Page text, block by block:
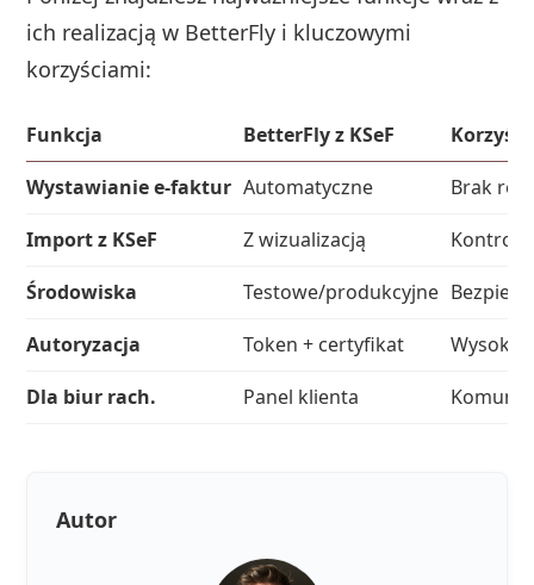
ich realizacją w BetterFly i kluczowymi
korzyściami:
Funkcja BetterFly z KSeF
Korzyści
Wystawianie e-faktur Automatyczne
Brak
Import z KSeF
Z wizualizacją
Środowiska
Testowe/produkcyjne
Autoryzacja
Token + certyfikat
Wysokie
Dla biur rach.
Panel klienta
Autor